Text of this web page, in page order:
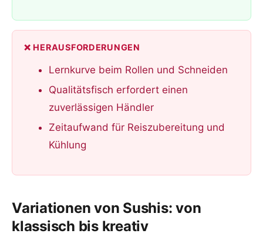
❌ HERAUSFORDERUNGEN
Lernkurve beim Rollen und Schneiden
Qualitätsfisch erfordert einen
zuverlässigen Händler
Zeitaufwand für Reiszubereitung und
Kühlung
Variationen von Sushis: von
klassisch bis kreativ